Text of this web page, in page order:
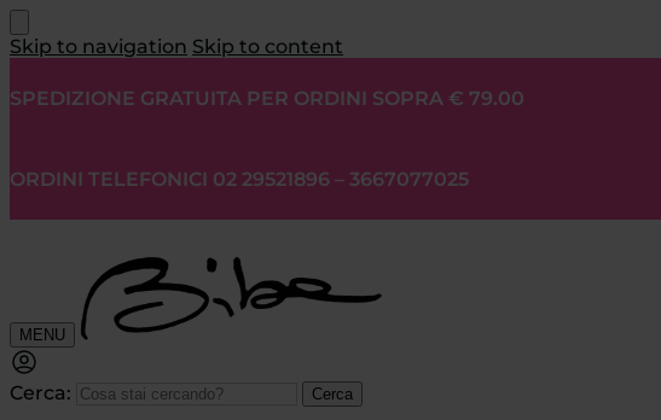
Skip to navigation Skip to content
SPEDIZIONE GRATUITA PER ORDINI SOPRA € 79.00
ORDINI TELEFONICI 02 29521896 – 3667077025
MENU
Cerca: Cerca